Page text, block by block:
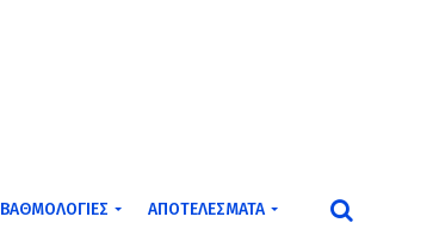
ΒΑΘΜΟΛΟΓΊΕΣ ΑΠΟΤΕΛΈΣΜΑΤΑ